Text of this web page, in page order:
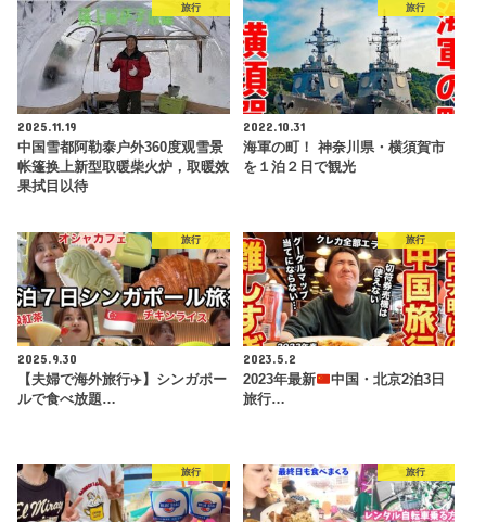
旅行
2025.11.19
中国雪都阿勒泰户外360度观雪景
帐篷换上新型取暖柴火炉，取暖效
果拭目以待
旅行
2022.10.31
海軍の町！ 神奈川県・横須賀市
を１泊２日で観光
旅行
2025.9.30
【夫婦で海外旅行✈️】シンガポー
ルで食べ放題…
旅行
2023.5.2
2023年最新
中国・北京2泊3日
旅行…
旅行 旅行